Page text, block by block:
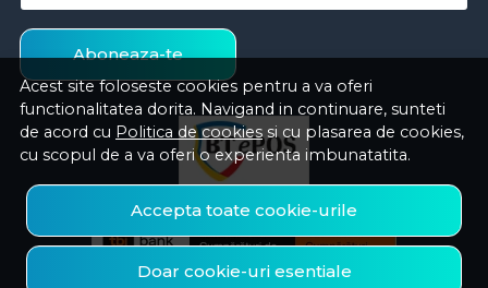
Acest site foloseste cookies pentru a va oferi
functionalitatea dorita. Navigand in continuare, sunteti
de acord cu Politica de cookies si cu plasarea de cookies,
cu scopul de a va oferi o experienta imbunatatita.
Accepta toate cookie-urile
Doar cookie-uri esentiale
Aboneaza-te